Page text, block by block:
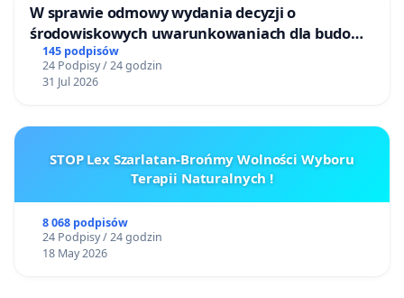
W sprawie odmowy wydania decyzji o
środowiskowych uwarunkowaniach dla budowy
zakładu wytwarzania biometanu „Krynki” w
Ostrowiu Południowym oraz ochrony
mieszkańców i Puszczy Knyszyńskiej
145 podpisów
24 Podpisy / 24 godzin
31 Jul 2026
STOP Lex Szarlatan-Brońmy Wolności Wyboru
Terapii Naturalnych !
8 068 podpisów
24 Podpisy / 24 godzin
18 May 2026